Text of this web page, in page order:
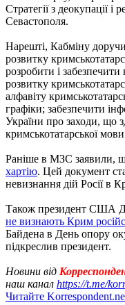
Стратегії з деокупації і
Севастополя.
Нарешті, Кабміну
розвитку
розробити і
розвитку
алфавіту
графіки; забезпечити
України про заходи, що
кримськотатарської
Раніше в МЗС заявили,
хартію. Цей документ
невизнання дій Росії в
Також президент США
не визнають Крим
Байдена в День опору
підкреслив президент.
Новини від
наш канал https://t.me/
Читайте